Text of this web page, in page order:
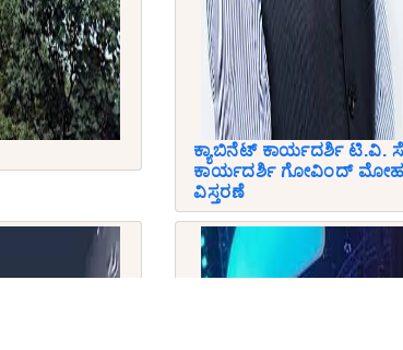
ಕ್ಯಾಬಿನೆಟ್ ಕಾರ್ಯದರ್ಶಿ ಟಿ.ವಿ.
ಕಾರ್ಯದರ್ಶಿ ಗೋವಿಂದ್
ವಿಸ್ತರಣೆ